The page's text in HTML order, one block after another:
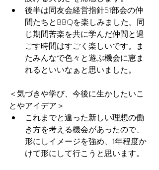
後半は同友会経営指針51部会の仲
間たちとBBQを楽しみました。同
じ期間苦楽を共に学んだ仲間と過
ごす時間はすごく楽しいです。ま
たみんなで色々と遊ぶ機会に恵ま
れるといいなぁと思いました。
＜気づきや学び、今後に生かしたいこ
とやアイデア＞
これまでと違った新しい理想の働
き方を考える機会があったので、
形にしイメージを強め、1年程度か
けて形にして行こうと思います。